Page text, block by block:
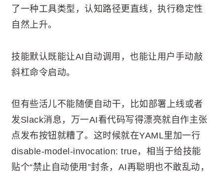
了一种工具类型，认知路径更直线，执行稳定性
自然上升。
技能默认既能让AI自动调用，也能让用户手动敲
斜杠命令启动。
但有些活儿不能随便自动干，比如部署上线或者
发Slack消息，万一AI看代码写得漂亮就自作主张
点发布按钮就糟了。这时候就在YAML里加一行
disable-model-invocation: true，相当于给技能
贴个“禁止自动使用”封条，AI再聪明也不敢乱动，